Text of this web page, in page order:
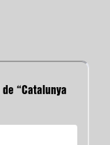
“Catalunya